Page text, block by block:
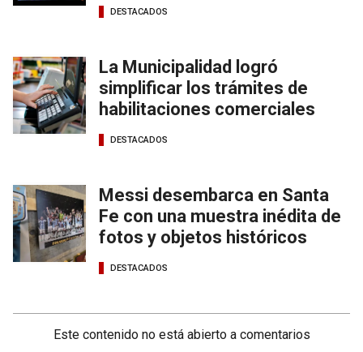
DESTACADOS
La Municipalidad logró
simplificar los trámites de
habilitaciones comerciales
DESTACADOS
Messi desembarca en Santa
Fe con una muestra inédita de
fotos y objetos históricos
DESTACADOS
Este contenido no está abierto a comentarios